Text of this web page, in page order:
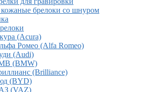
брелоки со шнуром
(Acura)
Ромео (Alfa Romeo)
(Audi)
(BMW)
(Brilliance)
(BYD)
(VAZ)